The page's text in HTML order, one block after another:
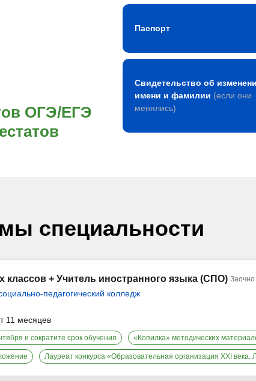
ОГЭ/ЕГЭ
Паспорт
Свидетельство об
имени и фамилии (если они
менялись)
специальности
классов + Учитель иностранного языка (СПО) Заочно
педагогический колледж
11 месяцев
и сократите срок обучения «Копилка» методических
Лауреат конкурса «Образовательная организация XXI века.